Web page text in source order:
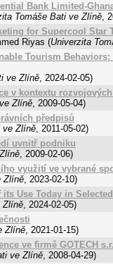
Bank Limited-
Tomáše Bati ve Zlíně,
for Supercool Star
Riyas (Univerzita
Tourism
ve Zlíně, 2024-02-05)
v kontextu
Zlíně, 2009-05-04)
předpisů
ve Zlíně, 2011-05-02)
uvnitř podniku
, 2009-02-06)
využití ve vybrané
Zlíně, 2023-02-10)
Use Today in
Zlíně, 2024-02-05)
Zlíně, 2021-01-15)
ve firmě GOTECH
ve Zlíně, 2008-04-29)